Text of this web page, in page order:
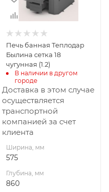
Материал
Чугун
Вид топлива
Дрова
Диаметр дымохода,
мм
115
Длина дров, мм
430
110
60
Печь банная Теплодар
Былина сетка 18
чугунная (1.2)
В наличии в другом
городе
Доставка в этом случае
осуществляется
транспортной
компанией за счет
клиента
Ширина, мм
575
Глубина, мм
860